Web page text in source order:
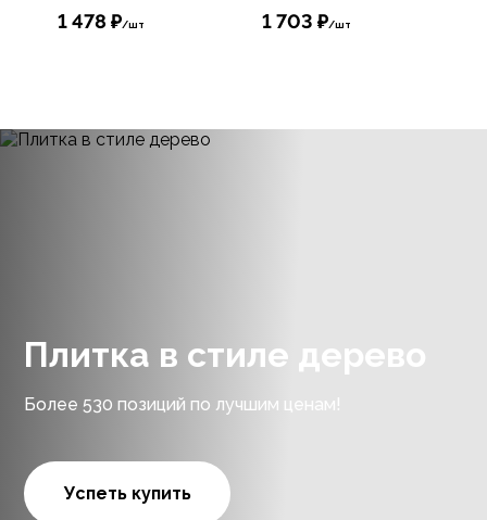
1 478 ₽/шт 1 703 ₽/шт
Плитка в стиле дерево
Успеть купить
Более 530 позиций по лучшим ценам!